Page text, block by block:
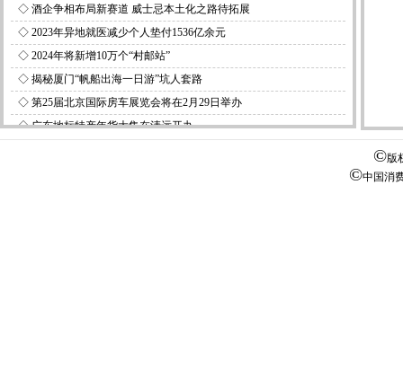
◇ 酒企争相布局新赛道 威士忌本土化之路待拓展
◇ 2023年异地就医减少个人垫付1536亿余元
◇ 2024年将新增10万个“村邮站”
◇ 揭秘厦门“帆船出海一日游”坑人套路
◇ 第25届北京国际房车展览会将在2月29日举办
◇广东地标特产年货大集在清远开办
©版
©中国消